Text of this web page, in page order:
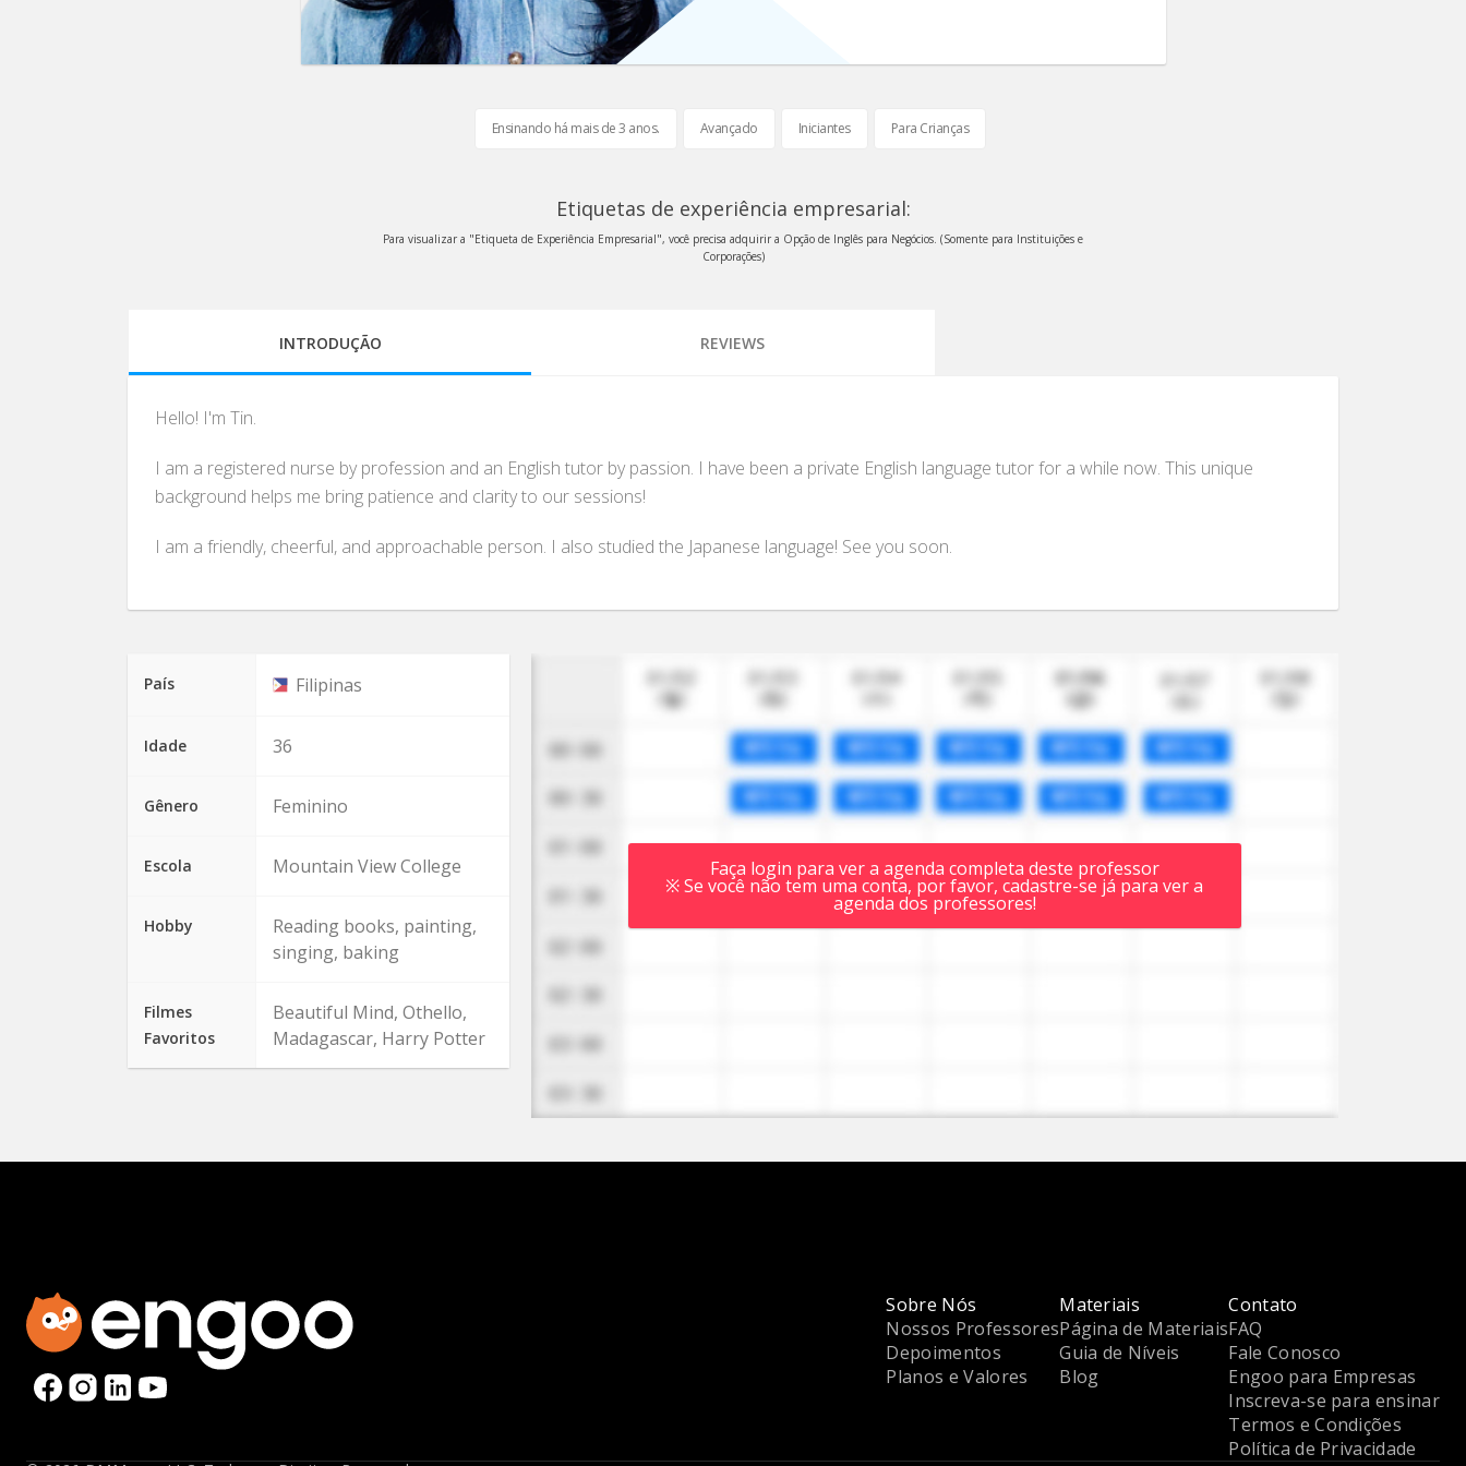
Ensinando há mais de 3 anos. Avançado Iniciantes Para Crianças
Etiquetas de experiência empresarial:
Para visualizar a "Etiqueta de Experiência Empresarial", você precisa adquirir a Opção de Inglês para Negócios. (Somente para Instituições e
Corporações)
INTRODUÇÃO REVIEWS
Hello! I'm Tin.
I am a registered nurse by profession and an English tutor by passion. I have been a private English language tutor for a while now. This unique
background helps me bring patience and clarity to our sessions!
I am a friendly, cheerful, and approachable person. I also studied the Japanese language! See you soon.
País Filipinas
Idade 36
Gênero Feminino
Escola Mountain View College
Hobby
Reading books, painting,
singing, baking
Filmes
Favoritos
Beautiful Mind, Othello,
Madagascar, Harry Potter
Faça login para ver a agenda completa deste professor
※ Se você não tem uma conta, por favor, cadastre-se já para ver a
agenda dos professores!
Sobre Nós
Nossos Professores
Depoimentos
Planos e Valores
Materiais
Página de Materiais
Guia de Níveis
Blog
Contato
FAQ
Fale Conosco
Engoo para Empresas
Inscreva-se para ensinar
Termos e Condições
Política de Privacidade